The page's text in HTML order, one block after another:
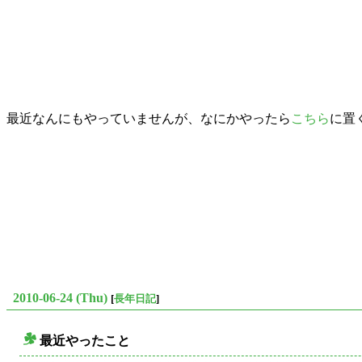
最近なんにもやっていませんが、なにかやったら こちらに置
2010-06-24 (Thu) [長年日記]
最近やったこと